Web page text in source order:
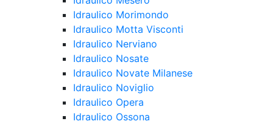
Idraulico Morimondo
Idraulico Motta Visconti
Idraulico Nerviano
Idraulico Nosate
Idraulico Novate Milanese
Idraulico Noviglio
Idraulico Opera
Idraulico Ossona